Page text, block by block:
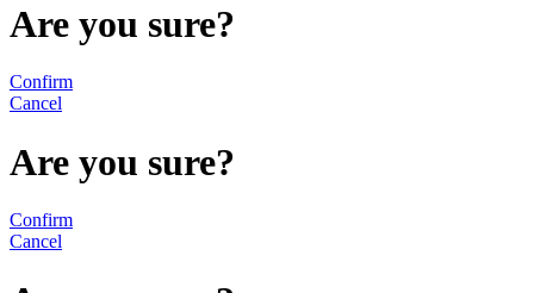
Are you sure?
Confirm
Cancel
Are you sure?
Confirm
Cancel